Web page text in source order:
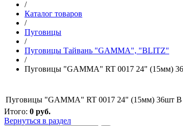
/
Каталог товаров
/
Пуговицы
/
Пуговицы Тайвань "GAMMA", "BLITZ"
/
Пуговицы "GAMMA" RT 0017 24" (15мм)
Пуговицы "GAMMA" RT 0017 24" (15мм) 36шт В
Итого: 0 руб.
Вернуться в раздел